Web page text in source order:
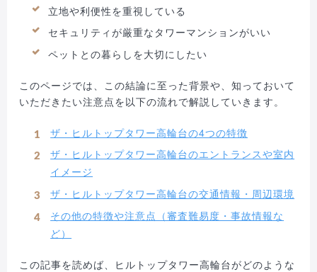
立地や利便性を重視している
セキュリティが厳重なタワーマンションがいい
ペットとの暮らしを大切にしたい
このページでは、この結論に至った背景や、知っておいて
いただきたい注意点を以下の流れで解説していきます。
ザ・ヒルトップタワー高輪台の4つの特徴
ザ・ヒルトップタワー高輪台のエントランスや室内
イメージ
ザ・ヒルトップタワー高輪台の交通情報・周辺環境
その他の特徴や注意点（審査難易度・事故情報な
ど）
この記事を読めば、ヒルトップタワー高輪台がどのような